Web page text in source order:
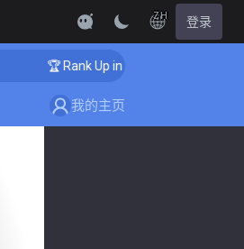
ZH 登录
🏆 Rank Up in 3 Days! Challenger
我的主页